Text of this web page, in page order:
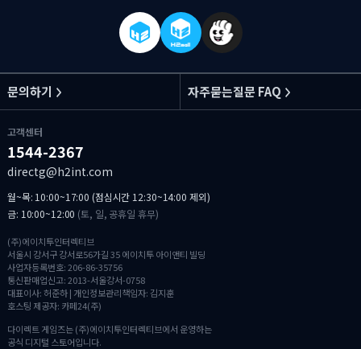
문의하기 자주묻는질문 FAQ
고객센터
1544-2367
directg@h2int.com
월~목: 10:00~17:00 (점심시간 12:30~14:00 제외)
금: 10:00~12:00 (토, 일, 공휴일 휴무)
(주)에이치투인터렉티브
서울시 강서구 강서로56가길 35 에이치투 아이앤티 빌딩
사업자등록번호: 206-86-35756
통신판매업신고: 2013-서울강서-0758
대표이사: 허준하 | 개인정보관리책임자: 김지훈
호스팅 제공자: 카페24(주)
다이렉트 게임즈는 (주)에이치투인터렉티브에서 운영하는
공식 디지털 스토어입니다.